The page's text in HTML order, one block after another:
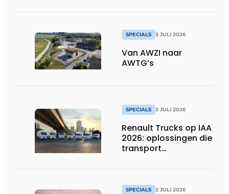
SPECIALS 3 JULI 2026
Van AWZI naar
AWTG’s
SPECIALS 2 JULI 2026
Renault Trucks op IAA
2026: oplossingen die
transport
SPECIALS 2 JULI 2026